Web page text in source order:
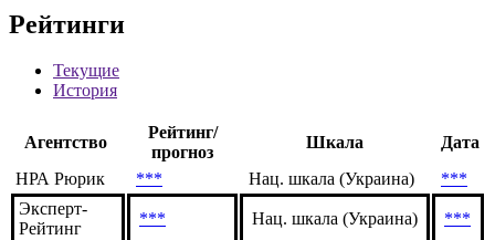
Рейтинги
Текущие
История
Агентство
Рейтинг/
прогноз
Шкала
Дата
НРА Рюрик
*** Нац. шкала (Украина)
***
Эксперт-
Рейтинг
*** Нац. шкала (Украина)
***